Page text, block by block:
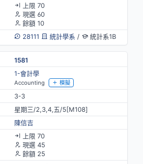
上限 70
現選 60
餘額 10
28111
統計學系 / 統計系1B
1581
1-會計學
Accounting 模擬
3-3
星期三/2,3,4,五/5[M108]
陳信吉
上限 70
現選 45
餘額 25